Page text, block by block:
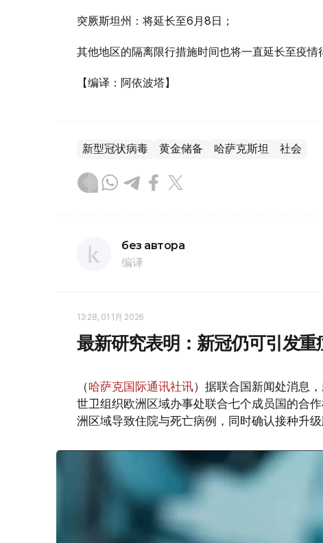
突厥斯坦州：将延长至6月8日；
其他地区的隔离限行措施时间也将一直延长至疫情
【编译：阿依波塔】
新型冠状病毒 黄金储备 哈萨克斯坦 社会
без автора
编译
13:28, 01 1月 2026
最新研究表明：新冠仍可引发
（哈萨克国际通讯社讯）据联合国新闻处消息
世卫组织欧洲区域办事处联合七个成员国的合
洲区域导致住院与死亡病例，同时确认接种升